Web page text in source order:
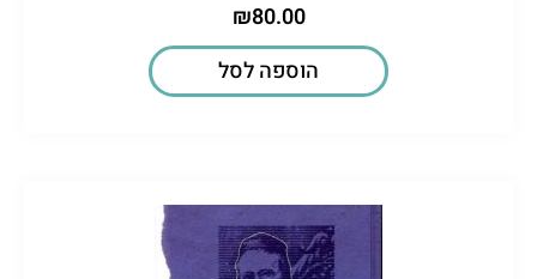
₪80.00
הוספה לסל